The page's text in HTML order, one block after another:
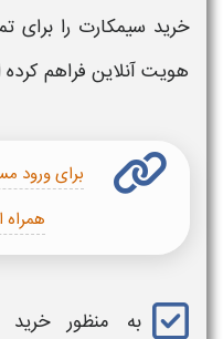
خرید سیمکارت
هویت آنلاین فراهم
برای ورود
همراه
به منظورخرید